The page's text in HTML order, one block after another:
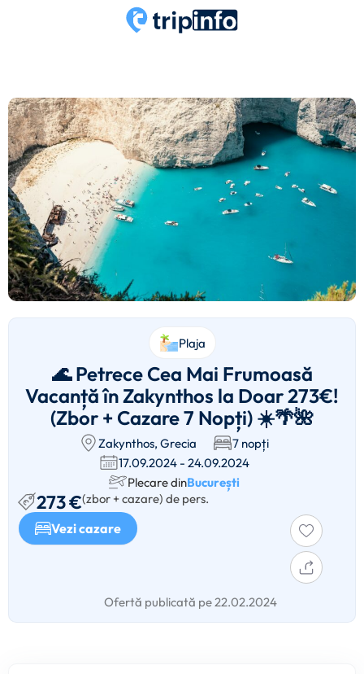
Plaja
🌊 Petrece Cea Mai Frumoasă
Vacanță în Zakynthos la Doar 273€!
(Zbor + Cazare 7 Nopți) ☀️🌴🌺
Zakynthos, Grecia
7 nopți
17.09.2024 - 24.09.2024
Plecare dinBucurești
273 €(zbor + cazare) de pers.
Vezi cazare
Ofertă publicată pe 22.02.2024